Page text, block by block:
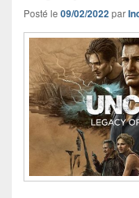
Posté le 09/02/2022par